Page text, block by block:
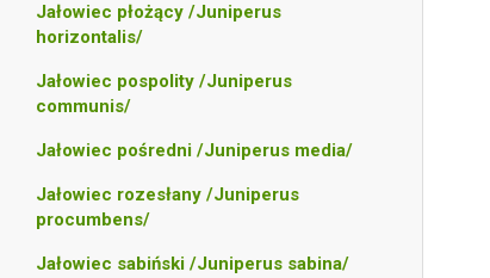
Jałowiec płożący /Juniperus
horizontalis/
Jałowiec pospolity /Juniperus
communis/
Jałowiec pośredni /Juniperus media/
Jałowiec rozesłany /Juniperus
procumbens/
Jałowiec sabiński /Juniperus sabina/